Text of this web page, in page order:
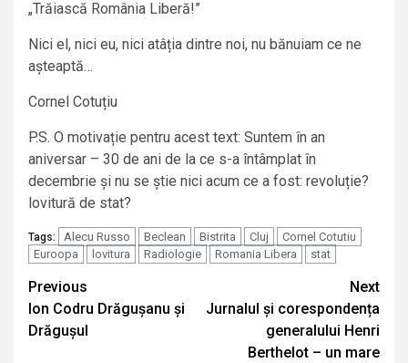
„Trăiască România Liberă!”
Nici el, nici eu, nici atâția dintre noi, nu bănuiam ce ne
așteaptă…
Cornel Cotuțiu
P.S. O motivație pentru acest text: Suntem în an
aniversar – 30 de ani de la ce s-a întâmplat în
decembrie și nu se știe nici acum ce a fost: revoluție?
lovitură de stat?
Tags: Alecu Russo Beclean Bistrita Cluj
Cornel Cotutiu
Euroopa
lovitura Radiologie Romania Libera stat
Continue
Reading
Previous
Ion Codru Drăgușanu și
Drăgușul
Next
Jurnalul și corespondența
generalului Henri
Berthelot – un mare